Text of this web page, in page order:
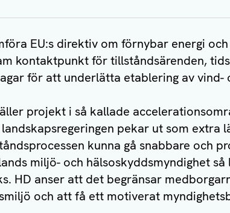
EU:s direktiv om förnybar energi
kontaktpunkt för tillståndsärenden,
för att underlätta etablering av vind-
projekt i så kallade
pekar ut som extra
kunna gå snabbare och
miljö- och hälsoskyddsmyndighet så
HD anser att det begränsar
och att få ett motiverat